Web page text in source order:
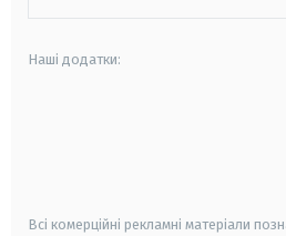
Наші додатки:
Всі комерційні рекламні матеріали